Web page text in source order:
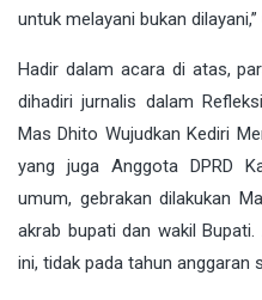
untuk melayani bukan
Hadir dalam acara di atas,
dihadiri jurnalis dalam
Mas Dhito Wujudkan Kediri
yang juga Anggota DPRD
umum, gebrakan dilakukan
akrab bupati dan wakil
ini, tidak pada tahun anggaran